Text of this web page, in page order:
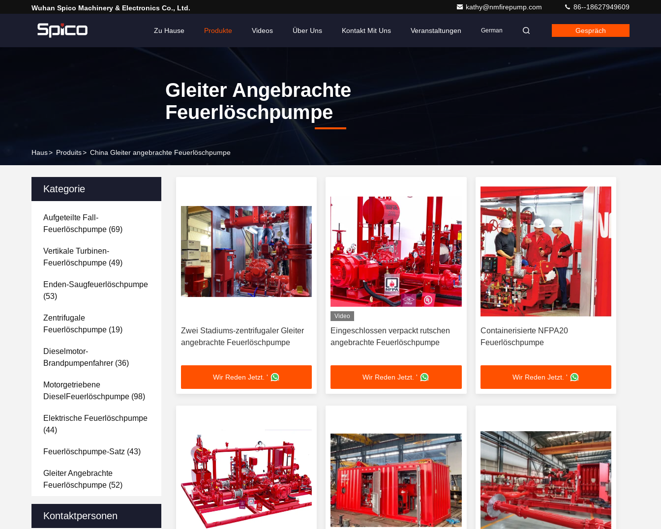
Wuhan Spico Machinery & Electronics Co., Ltd. kathy@nmfirepump.com 86--18627949609
Zu Hause Produkte Videos Über Uns Kontakt Mit Uns Veranstaltungen German Gespräch
Gleiter Angebrachte
Feuerlöschpumpe
Haus> Produits> China Gleiter angebrachte Feuerlöschpumpe
Kategorie
Aufgeteilte Fall-
Feuerlöschpumpe (69)
Vertikale Turbinen-
Feuerlöschpumpe (49)
Enden-Saugfeuerlöschpumpe
(53)
Zentrifugale
Feuerlöschpumpe (19)
Dieselmotor-
Brandpumpenfahrer (36)
Motorgetriebene
DieselFeuerlöschpumpe (98)
Elektrische Feuerlöschpumpe
(44)
Feuerlöschpumpe-Satz (43)
Gleiter Angebrachte
Feuerlöschpumpe (52)
Feuerlöschpumpe-Prüfer(9)
Kontaktpersonen
Zwei Stadiums-zentrifugaler Gleiter
angebrachte Feuerlöschpumpe
Wir Reden Jetzt. '
Video
Eingeschlossen verpackt rutschen
angebrachte Feuerlöschpumpe
Wir Reden Jetzt. '
Containerisierte NFPA20
Feuerlöschpumpe
Wir Reden Jetzt. '